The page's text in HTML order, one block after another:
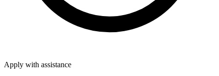
Apply with assistance